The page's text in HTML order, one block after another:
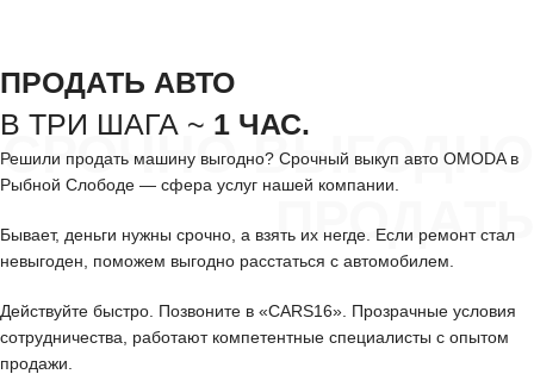
СРОЧНО ВЫГОДНО
ПРОДАТЬ
ПРОДАТЬ АВТО
В ТРИ ШАГА ~ 1 ЧАС.
Решили продать машину выгодно? Срочный выкуп авто OMODA в
Рыбной Слободе — сфера услуг нашей компании.
Бывает, деньги нужны срочно, а взять их негде. Если ремонт стал
невыгоден, поможем выгодно расстаться с автомобилем.
Действуйте быстро. Позвоните в «CARS16». Прозрачные условия
сотрудничества, работают компетентные специалисты с опытом
продажи.